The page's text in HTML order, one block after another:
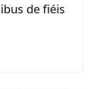
de fiéis